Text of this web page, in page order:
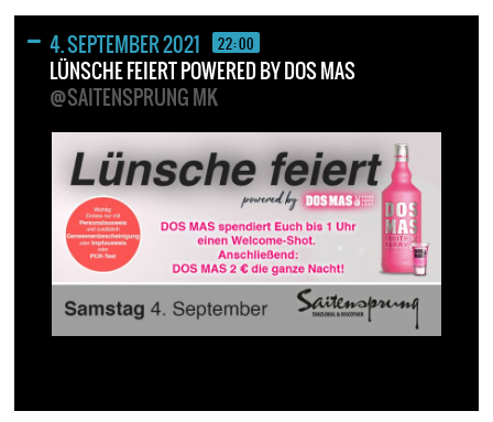
4. SEPTEMBER 2021 22:00
LÜNSCHE FEIERT POWERED BY DOS MAS
@SAITENSPRUNG MK